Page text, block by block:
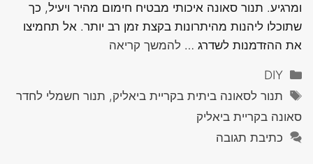
ומרגיע. תנור סאונה איכותי מבטיח חימום מהיר ויעיל, כך
שתוכלו ליהנות מהיתרונות בקצת זמן רב יותר. אל תחמיצו
את ההזדמנות לשדרג … להמשך קריאה
קטגוריות
DIY
תגיות
תנור לסאונה ביתית בקריית ביאליק, תנור חשמלי לחדר
סאונה בקריית ביאליק
כתיבת תגובה